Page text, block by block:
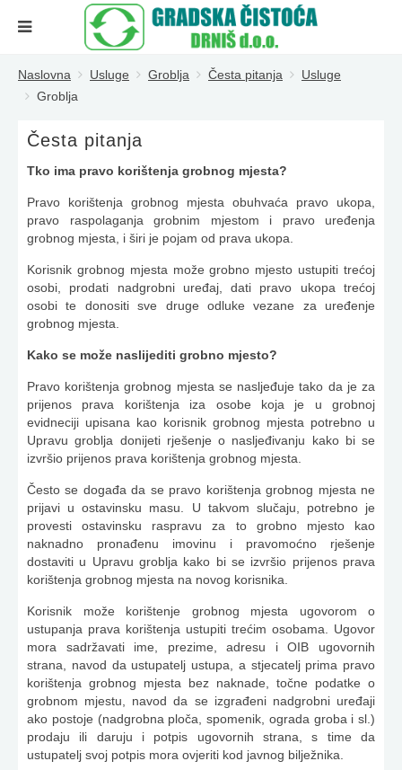
Naslovna Usluge Groblja Česta pitanja
Usluge
Groblja
Česta pitanja
Tko ima pravo korištenja grobnog mjesta?
Pravo korištenja grobnog mjesta obuhvaća pravo ukopa,
pravo raspolaganja grobnim mjestom i pravo uređenja
grobnog mjesta, i širi je pojam od prava ukopa.
Korisnik grobnog mjesta može grobno mjesto ustupiti trećoj
osobi, prodati nadgrobni uređaj, dati pravo ukopa trećoj
osobi te donositi sve druge odluke vezane za uređenje
grobnog mjesta.
Kako se može naslijediti grobno mjesto?
Pravo korištenja grobnog mjesta se nasljeđuje tako da je za
prijenos prava korištenja iza osobe koja je u grobnoj
evidneciji upisana kao korisnik grobnog mjesta potrebno u
Upravu groblja donijeti rješenje o nasljeđivanju kako bi se
izvršio prijenos prava korištenja grobnog mjesta.
Često se događa da se pravo korištenja grobnog mjesta ne
prijavi u ostavinsku masu. U takvom slučaju, potrebno je
provesti ostavinsku raspravu za to grobno mjesto kao
naknadno pronađenu imovinu i pravomoćno rješenje
dostaviti u Upravu groblja kako bi se izvršio prijenos prava
korištenja grobnog mjesta na novog korisnika.
Korisnik može korištenje grobnog mjesta ugovorom o
ustupanja prava korištenja ustupiti trećim osobama. Ugovor
mora sadržavati ime, prezime, adresu i OIB ugovornih
strana, navod da ustupatelj ustupa, a stjecatelj prima pravo
korištenja grobnog mjesta bez naknade, točne podatke o
grobnom mjestu, navod da se izgrađeni nadgrobni uređaji
ako postoje (nadgrobna ploča, spomenik, ograda groba i sl.)
prodaju ili daruju i potpis ugovornih strana, s time da
ustupatelj svoj potpis mora ovjeriti kod javnog bilježnika.